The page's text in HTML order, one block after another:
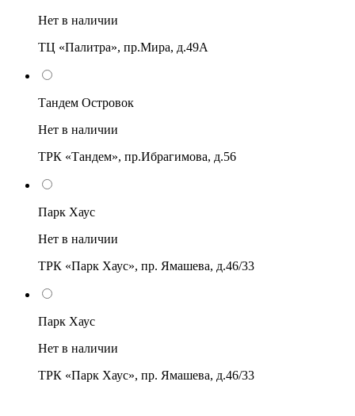
Нет в наличии
ТЦ «Палитра», пр.Мира, д.49А
Тандем Островок
Нет в наличии
ТРК «Тандем», пр.Ибрагимова, д.56
Парк Хаус
Нет в наличии
ТРК «Парк Хаус», пр. Ямашева, д.46/33
Парк Хаус
Нет в наличии
ТРК «Парк Хаус», пр. Ямашева, д.46/33